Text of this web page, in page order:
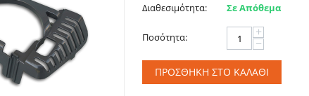
Διαθεσιμότητα:
Σε Απόθεμα
Ποσότητα: +
−
ΠΡΟΣΘΉΚΗ ΣΤΟ ΚΑΛΆΘΙ